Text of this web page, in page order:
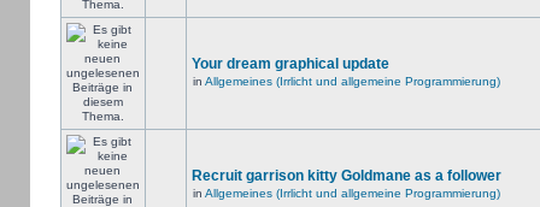
Your dream graphical update
in Allgemeines (Irrlicht und allgemeine Programmierung)
Recruit garrison kitty Goldmane as a follower
in Allgemeines (Irrlicht und allgemeine Programmierung)